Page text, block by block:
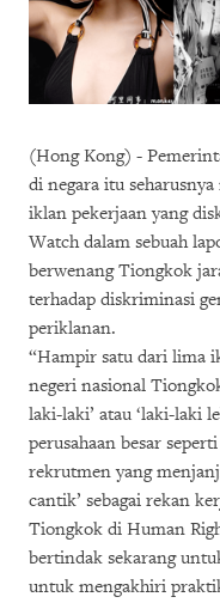
(Hong Kong) -
di negara itu
iklan pekerjaan yang
Watch dalam sebuah
berwenang Tiongkok
terhadap diskriminasi
periklanan.
“Hampir satu dari lima
negeri nasional
laki-laki’ atau ‘laki-laki
perusahaan besar
rekrutmen yang
cantik’ sebagai rekan
Tiongkok di Human
bertindak sekarang
untuk mengakhiri